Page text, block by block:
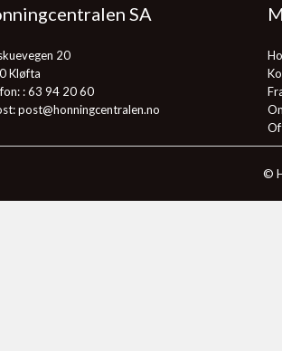
SA
20
Kløfta
:63 94 20 60
post@honningcentralen.no
©